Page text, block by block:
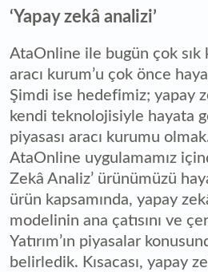
‘Yapay zekâ analizi’
AtaOnline ile bugün çok sık
aracı kurum’u çok önce
Şimdi ise hedefimiz; yapay
kendi teknolojisiyle hayata
piyasası aracı kurumu
AtaOnline uygulamamız
Zekâ Analiz’ ürünümüzü
ürün kapsamında, yapay
modelinin ana çatısını ve
Yatırım’ın piyasalar
belirledik. Kısacası, yapay